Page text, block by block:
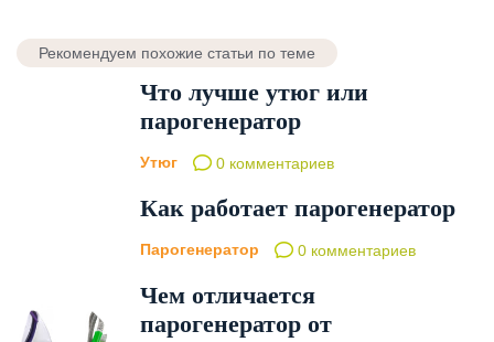
Рекомендуем похожие статьи по теме
Что лучше утюг или
парогенератор
Утюг 0 комментариев
Как работает парогенератор
Парогенератор 0 комментариев
Чем отличается
парогенератор от